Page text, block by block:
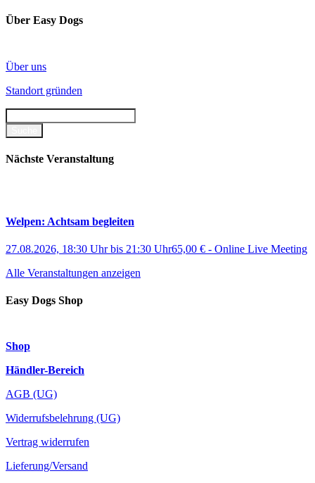
Über Easy Dogs
Über uns
Standort gründen
Nächste Veranstaltung
Welpen: Achtsam begleiten
27.08.2026, 18:30 Uhrbis 21:30 Uhr65,00 € - Online Live Meeting
Alle Veranstaltungen anzeigen
Easy Dogs Shop
Shop
Händler-Bereich
AGB (UG)
Widerrufsbelehrung (UG)
Vertrag widerrufen
Lieferung/Versand